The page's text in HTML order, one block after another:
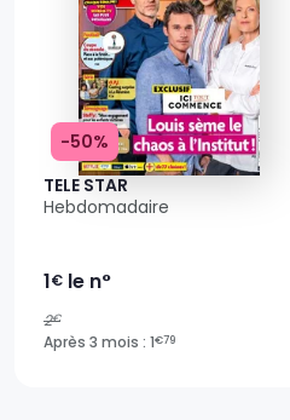
TELE STAR
Hebdomadaire
1€ le n°
-50%
2€
Après 3 mois : 1€79